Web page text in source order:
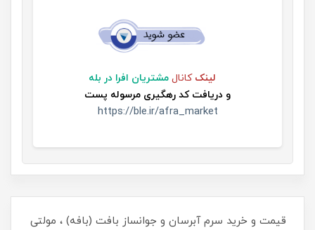
لینک کانال مشتریان افرا در بله
و دریافت کد رهگیری مرسوله پست
https://ble.ir/afra_market
قیمت و خرید سرم آبرسان و جوانساز بافت (بافه) ، مولتی